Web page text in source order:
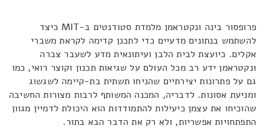
פרופסור בינה ונקטראמן מלמדת סטודנטים ב-MIT כיצד
להשתמש בנתונים מדעיים כדי לתכנן קדימה לקראת משברי
אקלים. כיועצת לבית הלבן ועיתונאית מדע לשעבר צברה
ונקטראמן ידע רב מכל העולם על שגיאות תכנון וקוצר רואי, כמו
גם על פתרונות יצירתיים שהניחו תשתית בת-קיימה לשגשוג
ומניעת אסונות. לדבריה, המכנה המשותף לרבות מצורות החשיבה
שהוכיחו את עצמן כיעילות להתמודדות הוא היכולת לדמיין מגוון
התפתחויות אפשריות, ולא רק את הדבר הבא בתור.